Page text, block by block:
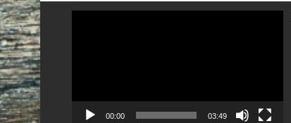
00:00 03:49